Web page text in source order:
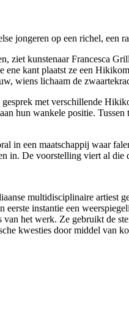
jongeren op een richel, een
ziet kunstenaar Francesca
ene kant plaatst ze een
wiens lichaam de
met verschillende
hun wankele positie.
in een maatschappij waar
in. De voorstelling viert al
multidisciplinaire artiest
eerste instantie een
het werk. Ze gebruikt de
kwesties door middel van